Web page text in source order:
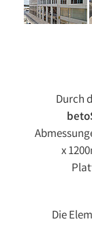
Durch
x
Die